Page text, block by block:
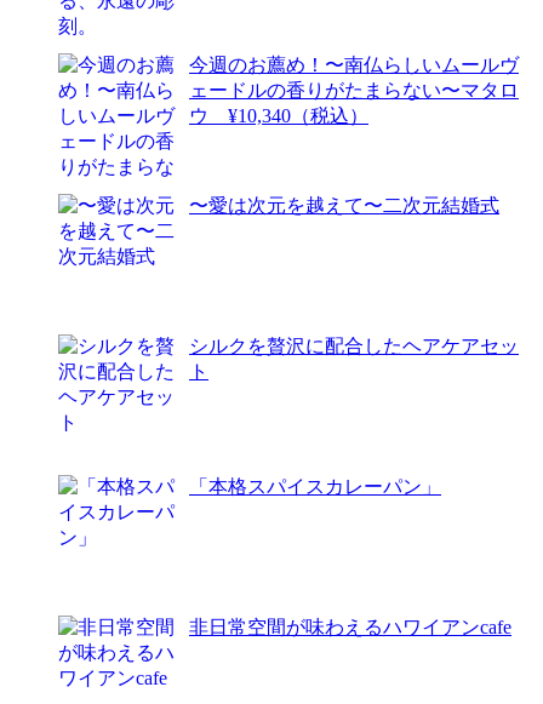
今週のお薦め！〜南仏らしいムールヴ
ェードルの香りがたまらない〜マタロ
ウ ¥10,340（税込）
〜愛は次元を越えて〜二次元結婚式
シルクを贅沢に配合したヘアケアセッ
ト
「本格スパイスカレーパン」
非日常空間が味わえるハワイアンcafe